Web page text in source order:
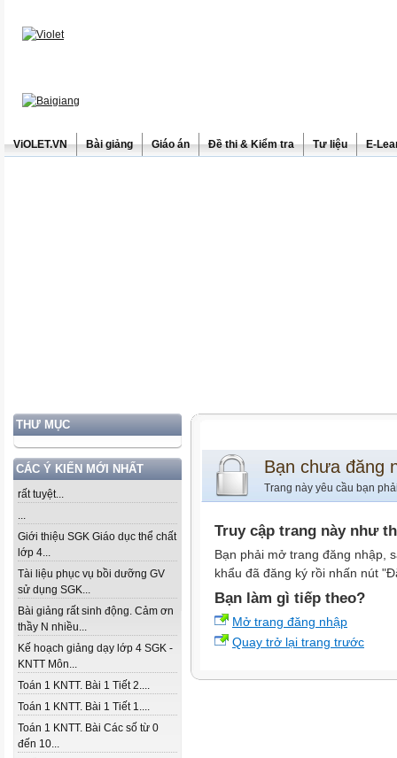
ViOLET.VN Bài giảng Giáo án Đề thi & Kiểm tra Tư liệu E-
THƯ MỤC
CÁC Ý KIẾN MỚI NHẤT
rất tuyệt...
...
Giới thiệu SGK Giáo dục thể chất
lớp 4...
Tài liệu phục vụ bồi dưỡng GV
sử dụng SGK...
Bài giảng rất sinh động. Cảm ơn
thầy N nhiều...
Kế hoạch giảng dạy lớp 4 SGK -
KNTT Môn...
Toán 1 KNTT. Bài 1 Tiết 2....
Toán 1 KNTT. Bài 1 Tiết 1....
Toán 1 KNTT. Bài Các số từ 0
đến 10...
Bạn chưa đăng
Trang này yêu cầu bạn
Truy cập trang này như
Bạn phải mở trang đăng nhập,
khẩu đã đăng ký rồi nhấn nút
Bạn làm gì tiếp theo?
Mở trang đăng nhập
Quay trở lại trang trước